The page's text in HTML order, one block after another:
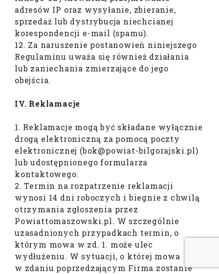
adresów IP oraz wysyłanie, zbieranie,
sprzedaż lub dystrybucja niechcianej
korespondencji e-mail (spamu).
12. Za naruszenie postanowień niniejszego
Regulaminu uważa się również działania
lub zaniechania zmierzające do jego
obejścia.
IV. Reklamacje
1. Reklamacje mogą być składane wyłącznie
drogą elektroniczną za pomocą poczty
elektronicznej (bok@powiat-bilgorajski.pl)
lub udostępnionego formularza
kontaktowego.
2. Termin na rozpatrzenie reklamacji
wynosi 14 dni roboczych i biegnie z chwilą
otrzymania zgłoszenia przez
Powiattomaszowski.pl. W szczególnie
uzasadnionych przypadkach termin, o
którym mowa w zd. 1. może ulec
wydłużeniu. W sytuacji, o której mowa
w zdaniu poprzedzającym Firma zostanie